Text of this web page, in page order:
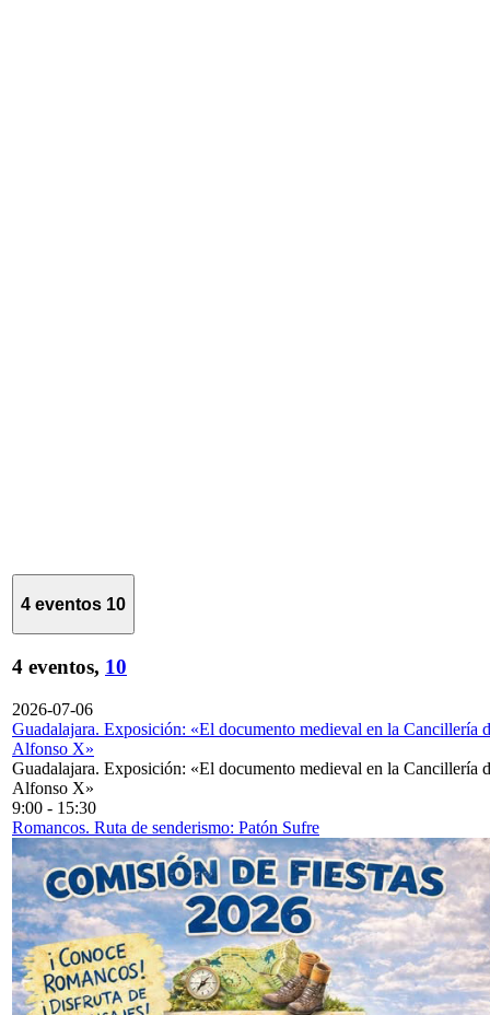
4 eventos 10
4 eventos, 10
2026-07-06
Guadalajara. Exposición: «El documento medieval en la Cancillería
Alfonso X»
Guadalajara. Exposición: «El documento medieval en la Cancillería
Alfonso X»
9:00 - 15:30
Romancos. Ruta de senderismo: Patón Sufre